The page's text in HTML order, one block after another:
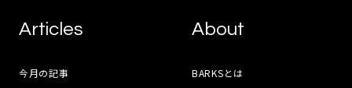
Articles
今月の記事
About
BARKSとは